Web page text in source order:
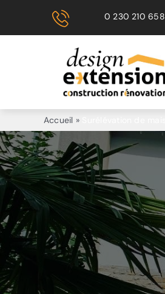
0 230 210 658
Accueil »